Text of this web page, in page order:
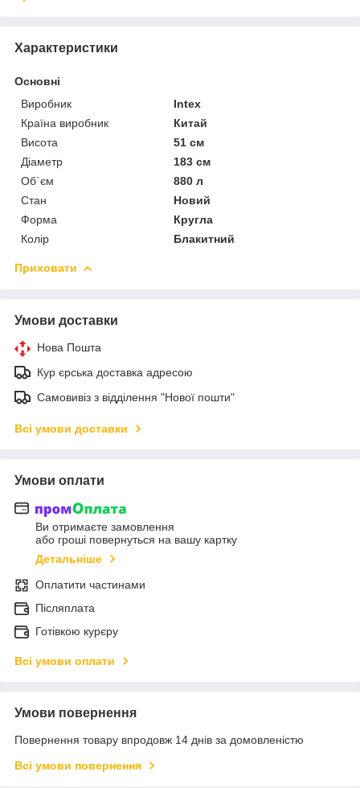
Характеристики
Основні
Виробник
Intex
Країна виробник
Китай
Висота
51 см
Діаметр
183 см
Об`єм
880 л
Стан
Новий
Форма
Кругла
Колір
Блакитний
Приховати
Умови доставки
Нова Пошта
Кур єрська доставка адресою
Самовивіз з відділення "Нової пошти"
Всі умови доставки
Умови оплати
Ви отримаєте замовлення
або гроші повернуться на вашу картку
Детальніше
Оплатити частинами
Післяплата
Готівкою курєру
Всі умови оплати
Умови повернення
Повернення товару впродовж 14 днів за домовленістю
Всі умови повернення